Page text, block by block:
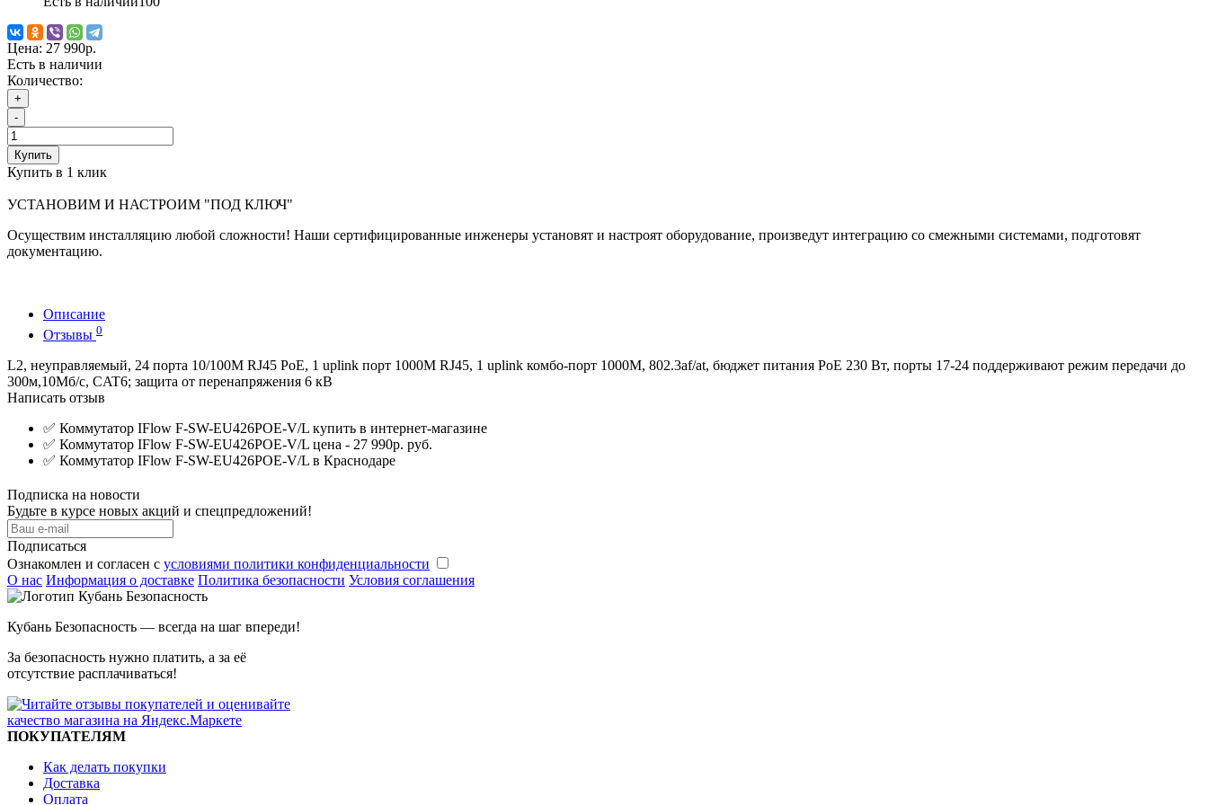
Цена: 27 990р.
Есть в наличии
Количество:
+
-
Купить
Купить в 1 клик
УСТАНОВИМ И НАСТРОИМ "ПОД КЛЮЧ"
Осуществим инсталляцию любой сложности! Наши сертифицированные инженеры установят и настроят оборудование, произведут интеграцию со смежными системами, подготовят
документацию.
Описание
Отзывы 0
L2, неуправляемый, 24 порта 10/100M RJ45 PoE, 1 uplink порт 1000М RJ45, 1 uplink комбо-порт 1000М, 802.3af/at, бюджет питания PoE 230 Вт, порты 17-24 поддерживают режим передачи до
300м,10Мб/с, CAT6; защита от перенапряжения 6 кВ
Написать отзыв
✅ Коммутатор IFlow F-SW-EU426POE-V/L купить в интернет-магазине
✅ Коммутатор IFlow F-SW-EU426POE-V/L цена - 27 990р. руб.
✅ Коммутатор IFlow F-SW-EU426POE-V/L в Краснодаре
Подписка на новости
Будьте в курсе новых акций и спецпредложений!
Подписаться
Ознакомлен и согласен с условиями политики конфиденциальности
О нас Информация о доставке Политика безопасности Условия соглашения
Кубань Безопасность — всегда на шаг впереди!
За безопасность нужно платить, а за её
отсутствие расплачиваться!
ПОКУПАТЕЛЯМ
Как делать покупки
Доставка
Оплата